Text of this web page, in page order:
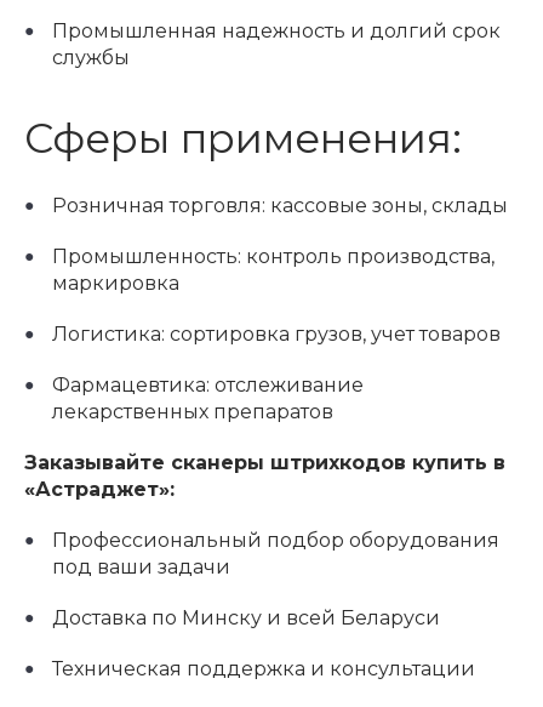
Промышленная надежность и долгий срок
службы
Сферы применения:
Розничная торговля: кассовые зоны, склады
Промышленность: контроль производства,
маркировка
Логистика: сортировка грузов, учет товаров
Фармацевтика: отслеживание
лекарственных препаратов
Заказывайте сканеры штрихкодов купить в
«Астраджет»:
Профессиональный подбор оборудования
под ваши задачи
Доставка по Минску и всей Беларуси
Техническая поддержка и консультации